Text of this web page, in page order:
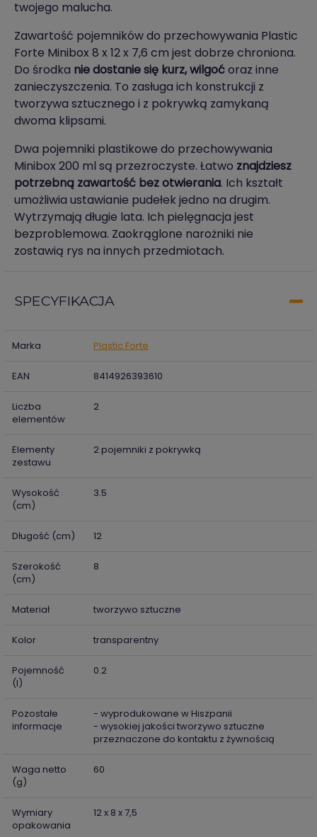
twojego malucha.
Zawartość pojemników do przechowywania Plastic
Forte Minibox 8 x 12 x 7,6 cm jest dobrze chroniona.
Do środka nie dostanie się kurz, wilgoćoraz inne
zanieczyszczenia. To zasługa ich konstrukcji z
tworzywa sztucznego i z pokrywką zamykaną
dwoma klipsami.
Dwa pojemniki plastikowe do przechowywania
Minibox 200 ml są przezroczyste. Łatwo znajdziesz
potrzebną zawartość bez otwierania. Ich kształt
umożliwia ustawianie pudełek jedno na drugim.
Wytrzymają długie lata. Ich pielęgnacja jest
bezproblemowa. Zaokrąglone narożniki nie
zostawią rys na innych przedmiotach.
SPECYFIKACJA
Marka Plastic Forte
EAN 8414926393610
Liczba
elementów
2
Elementy
zestawu
2 pojemniki z pokrywką
Wysokość
(cm)
3.5
Długość (cm) 12
Szerokość
(cm)
8
Materiał tworzywo sztuczne
Kolor transparentny
Pojemność
(l)
0.2
Pozostałe
informacje
- wyprodukowane w Hiszpanii
- wysokiej jakości tworzywo sztuczne
przeznaczone do kontaktu z żywnością
Waga netto
(g)
60
Wymiary
opakowania
12 x 8 x 7,5